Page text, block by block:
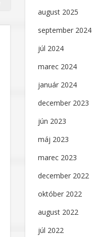
august 2025
september 2024
júl 2024
marec 2024
január 2024
december 2023
jún 2023
máj 2023
marec 2023
december 2022
október 2022
august 2022
júl 2022